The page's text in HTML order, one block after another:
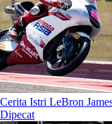
Cerita Istri LeBron
Dipecat